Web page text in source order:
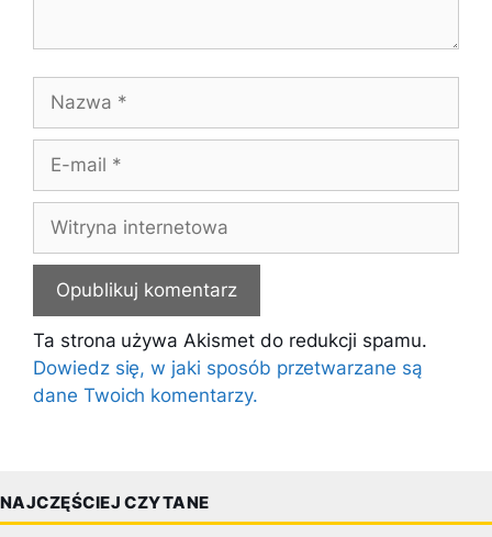
Nazwa
Witryna
internetowa
Ta strona używa Akismet do redukcji spamu.
Dowiedz się, w jaki sposób przetwarzane są
dane Twoich komentarzy.
NAJCZĘŚCIEJ CZYTANE